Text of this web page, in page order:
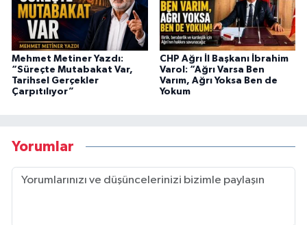
Mehmet Metiner Yazdı:
“Süreçte Mutabakat Var,
Tarihsel Gerçekler
Çarpıtılıyor”
CHP Ağrı İl Başkanı İbrahim
Varol: “Ağrı Varsa Ben
Varım, Ağrı Yoksa Ben de
Yokum
Yorumlar